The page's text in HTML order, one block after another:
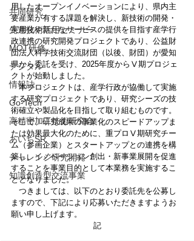
共同研究
先進技術活用セミナー
MOT研修
デジタル
情報誌
Go-Tech
高精密加工技術研究会
あいちSR
チャレンジ研究開発
知識創造型交流事業
用したオープンイノベーションにより、県内主
要産業が有する課題を解決し、新技術の開発・
実用化や新たなサービスの提供を目指す産学行
政連携の研究開発プロジェクトであり、公益財
団法人科学技術交流財団（以後、財団）が愛知
県から委託を受け、2025年度からⅤ期プロジェ
クトが始動しました。
本プロジェクトは、産学行政が協働して実施
する研究プロジェクトであり、研究シーズの技
術確立や製品化を目指して取り組むものです。
そこで、研究成果の事業化のスピードアップま
たは効果最大化のために、重プロⅤ期研究チー
ム（参画企業）とスタートアップとの連携を構
築し、イノベーション創出・新事業展開を促進
することを事業目的として本業務を実施するこ
ととなりました。
つきましては、以下のとおり委託先を公募し
ますので、下記により応募いただきますようお
願い申し上げます。
記